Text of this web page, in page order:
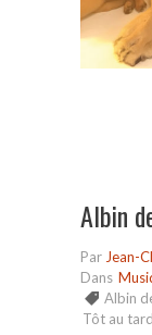
Albin
Par Jean-
Dans
Albin
Tôt au tard